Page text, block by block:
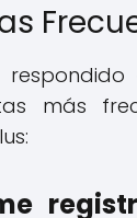
más